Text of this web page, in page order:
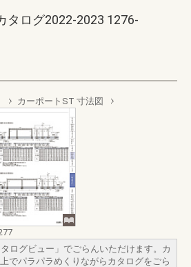
タログ2022-2023 1276-
カーポートST 寸法図
ログビュー」でごらんいただけます。カ
でパラパラめくりながらカタログをごら